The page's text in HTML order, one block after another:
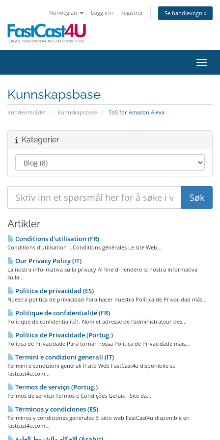
Norwegian Logg inn Registrer Se handlevogn »
Bytt
Kunnskapsbase
Kundeområdet Kunnskapsbase ToS for Amazon Alexa
Kategorier
Artikler
Conditions d'utilisation (FR)
Conditions d'utilisation I. Conditions générales Le site Web...
Our Privacy Policy (IT)
La nostra informativa sulla privacy Al fine di rendere la nostra Informativa
sulla...
Politica de privacidad (ES)
Nuestra politica de privacidad Para hacer nuestra Política de Privacidad más...
Politique de confidentialité (FR)
Politique de confidentialité1. Nom et adresse de l'administrateur des...
Política de Privacidade (Portug.)
Política de Privacidade Para tornar nossa Política de Privacidade mais...
Termini e condizioni generali (IT)
Termini e condizioni generali Il sito Web FastCast4u disponibile su
fastcast4u.com...
Termos de serviço (Portug.)
Termos de serviço Termos e Condições Gerais - Site da...
Términos y condiciones (ES)
Términos y condiciones generales El sitio web FastCast4u disponible en
fastcast4u.com...